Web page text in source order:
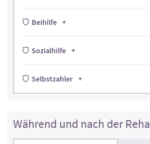
Beihilfe
Sozialhilfe
Selbstzahler
Während und nach der Reha